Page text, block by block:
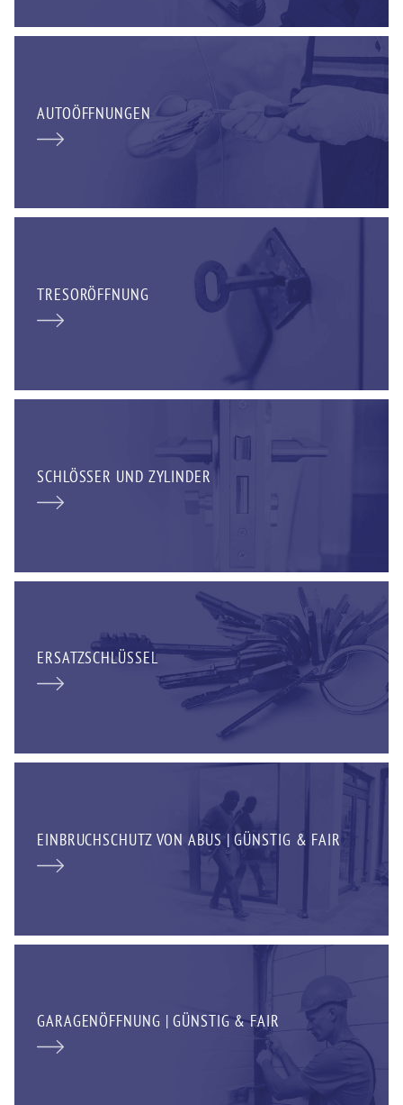
AUTOÖFFNUNGEN
TRESORÖFFNUNG
SCHLÖSSER UND ZYLINDER
ERSATZSCHLÜSSEL
EINBRUCHSCHUTZ VON ABUS | GÜNSTIG & FAIR
GARAGENÖFFNUNG | GÜNSTIG & FAIR